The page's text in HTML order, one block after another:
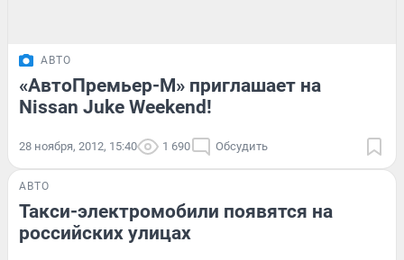
АВТО
«АвтоПремьер-М» приглашает на
Nissan Juke Weekend!
28 ноября, 2012, 15:40 1 690 Обсудить
АВТО
Такси-электромобили появятся на
российских улицах